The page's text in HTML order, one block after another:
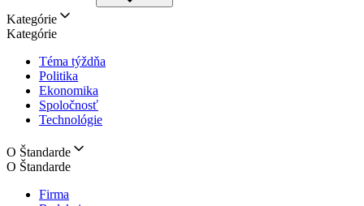
Kategórie
Kategórie
Téma týždňa
Politika
Ekonomika
Spoločnosť
Technológie
O Štandarde
O Štandarde
Firma